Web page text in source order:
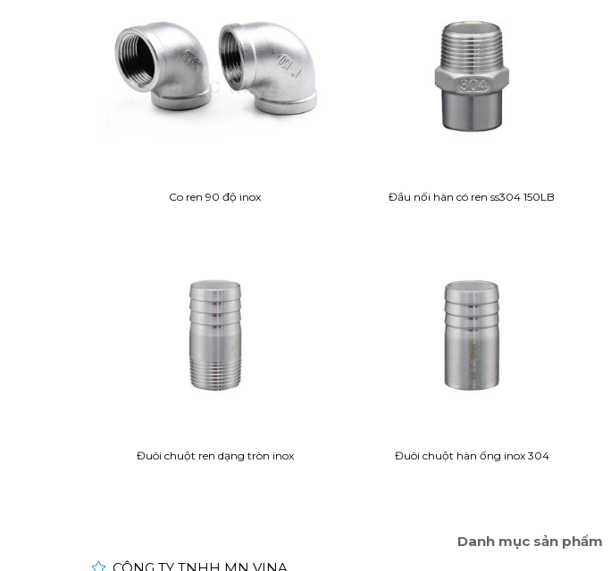
Co ren 90 độ inox Đầu nối hàn có ren ss304 150LB
Đuôi chuột ren dạng tròn inox Đuôi chuột hàn ống inox 304
Danh mục sản phẩm